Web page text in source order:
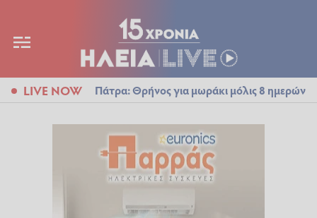
LIVE NOW Πάτρα: Θρήνος για μωράκι μόλις 8 ημερών